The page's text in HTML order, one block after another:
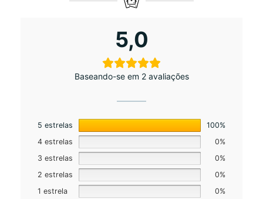
5,0
Baseando-se em 2 avaliações
5 estrelas
100%
4 estrelas
0%
3 estrelas
0%
2 estrelas
0%
1 estrela
0%